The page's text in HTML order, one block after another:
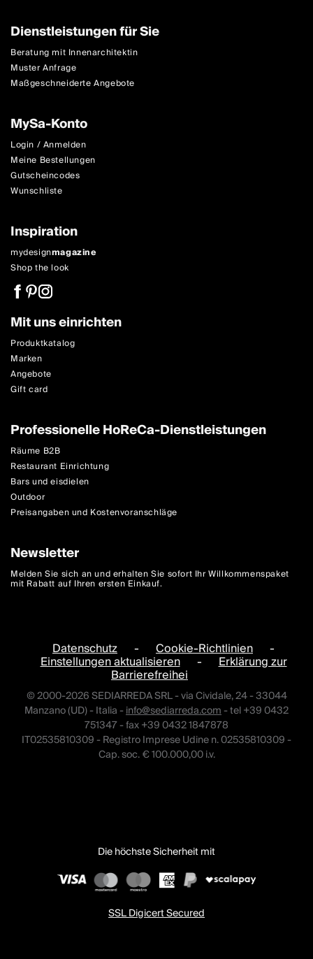
Dienstleistungen für Sie
Beratung mit Innenarchitektin
Muster Anfrage
Maßgeschneiderte Angebote
MySa-Konto
Login / Anmelden
Meine Bestellungen
Gutscheincodes
Wunschliste
Inspiration
mydesignmagazine
Shop the look
Mit uns einrichten
Produktkatalog
Marken
Angebote
Gift card
Professionelle HoReCa-Dienstleistungen
Räume B2B
Restaurant Einrichtung
Bars und eisdielen
Outdoor
Preisangaben und Kostenvoranschläge
Newsletter
Melden Sie sich an und erhalten Sie sofort Ihr Willkommenspaket
mit Rabatt auf Ihren ersten Einkauf.
Datenschutz - Cookie-Richtlinien -
Einstellungen aktualisieren - Erklärung zur
Barrierefreihei
© 2000-2026 SEDIARREDA SRL - via Cividale, 24 - 33044
Manzano (UD) - Italia -info@sediarreda.com- tel +39 0432
751347 - fax +39 0432 1847878
IT02535810309 - Registro Imprese Udine n. 02535810309 -
Cap. soc. € 100.000,00 i.v.
Die höchste Sicherheit mit
SSL Digicert Secured